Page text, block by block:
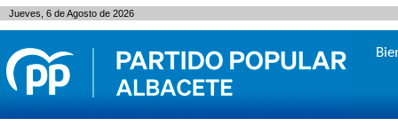
Jueves, 6 de Agosto de 2026